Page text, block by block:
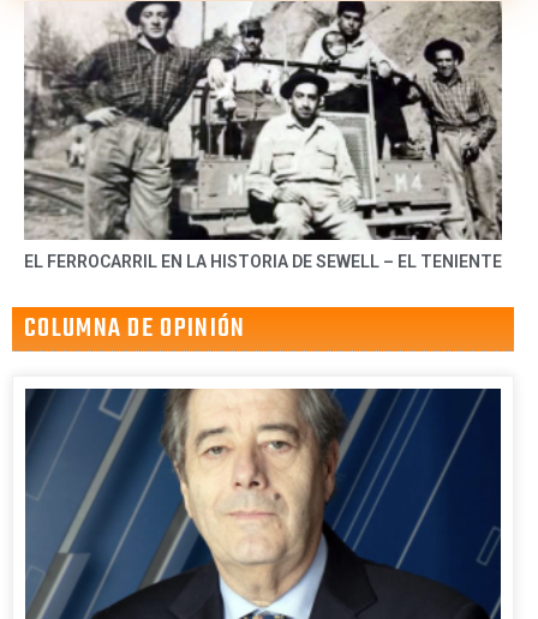
EL FERROCARRIL EN LA HISTORIA DE SEWELL – EL TENIENTE
COLUMNA DE OPINIÓN